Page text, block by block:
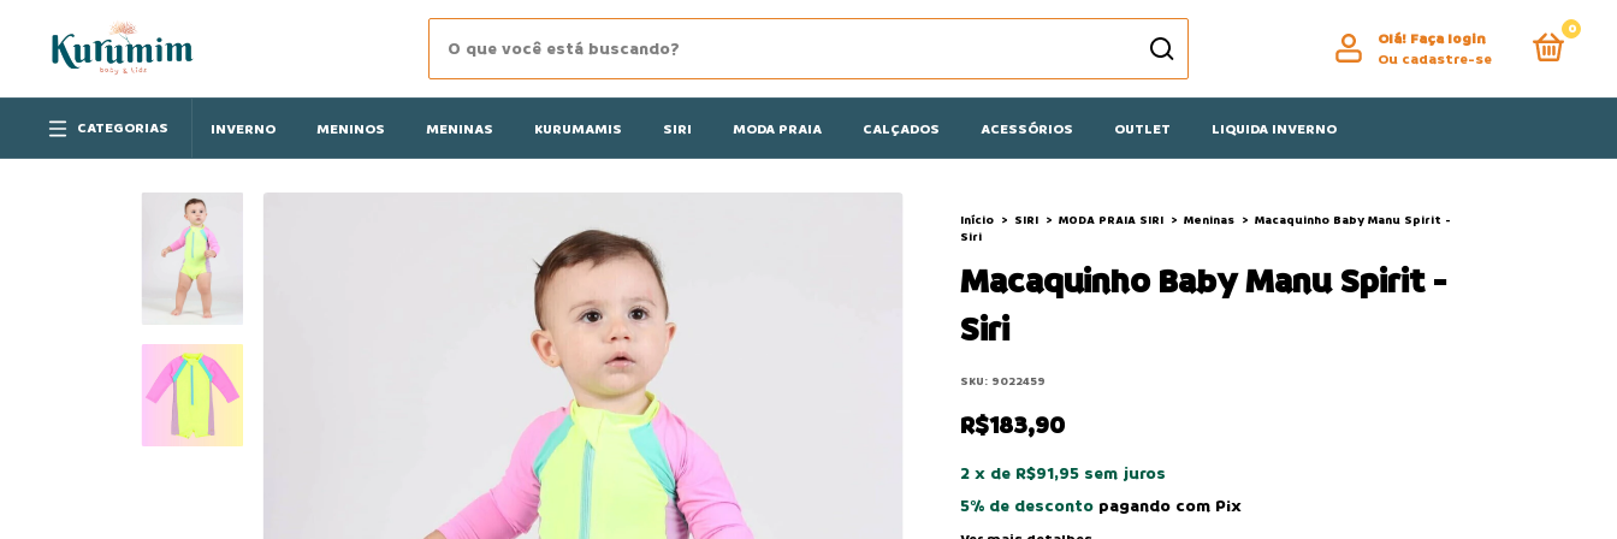
Olá! Faça login
Ou cadastre-se
0
CATEGORIAS INVERNO MENINOS MENINAS KURUMAMIS SIRI MODA PRAIA CALÇADOS ACESSÓRIOS OUTLET LIQUIDA INVERNO
Início > SIRI > MODA PRAIA SIRI > Meninas > Macaquinho Baby Manu Spirit -
Siri
Macaquinho Baby Manu Spirit -
Siri
SKU: 9022459
R$183,90
2 x de R$91,95 sem juros
5% de desconto pagando com Pix